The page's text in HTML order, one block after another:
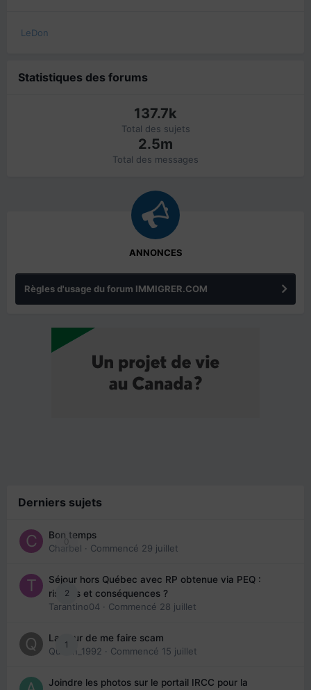
LeDon
Statistiques des forums
137.7k
Total des sujets
2.5m
Total des messages
ANNONCES
Règles d'usage du forum IMMIGRER.COM
Derniers sujets
0
Bon temps
Charbel · Commencé 29 juillet
2
Séjour hors Québec avec RP obtenue via PEQ :
risques et conséquences ?
Tarantino04 · Commencé 28 juillet
1
La peur de me faire scam
Queen_1992 · Commencé 15 juillet
Joindre les photos sur le portail IRCC pour la